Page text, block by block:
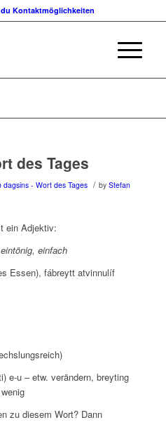
Kontaktmöglichkeiten
des Tages
dagsins - Wort des Tages / by Stefan
ein Adjektiv:
einfach
Essen), fábreytt atvinnulíf
e-u – etw. verändern, breyting
zu diesem Wort? Dann